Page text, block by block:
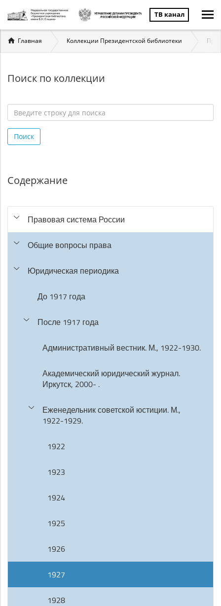
ТВ канал
Вы
здесь
Главная Коллекции Президентской библиотеки
Поиск по коллекции
строку
для
Поиск
Содержание
Правовая система России
Общие вопросы права
Юридическая периодика
До 1917 года
После 1917 года
Административный вестник. М., 1922-1930.
Академический юридический журнал.
Иркутск, 2000- .
Еженедельник советской юстиции. М.,
1922-1929.
1922
1923
1924
1925
1926
1927
1928